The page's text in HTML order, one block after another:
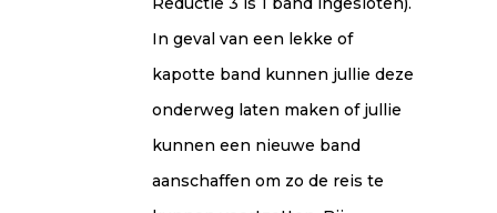
In geval van een lekke of
kapotte band kunnen jullie deze
onderweg laten maken of jullie
kunnen een nieuwe band
aanschaffen om zo de reis te